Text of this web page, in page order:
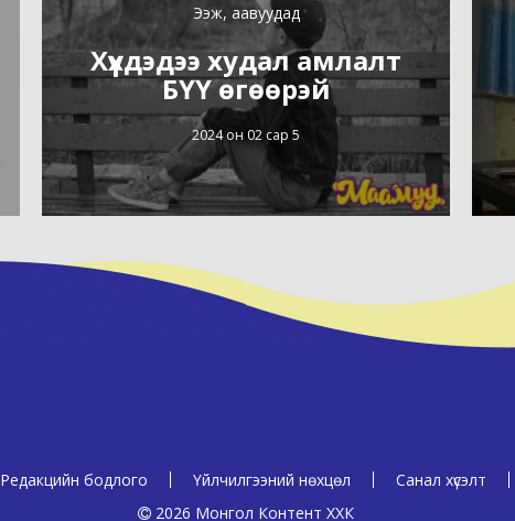
Ээж, аавуудад
Хүүхдэдээ худал амлалт
БҮҮ өгөөрэй
2024 он 02 сар 5
Редакцийн бодлого Үйлчилгээний нөхцөл Санал хүсэлт
2026 Монгол Контент ХХК